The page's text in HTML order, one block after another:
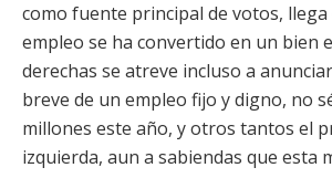
como fuente principal de votos, llega
empleo se ha convertido en un bien
derechas se atreve incluso a
breve de un empleo fijo y digno, no
millones este año, y otros tantos el
izquierda, aun a sabiendas que esta